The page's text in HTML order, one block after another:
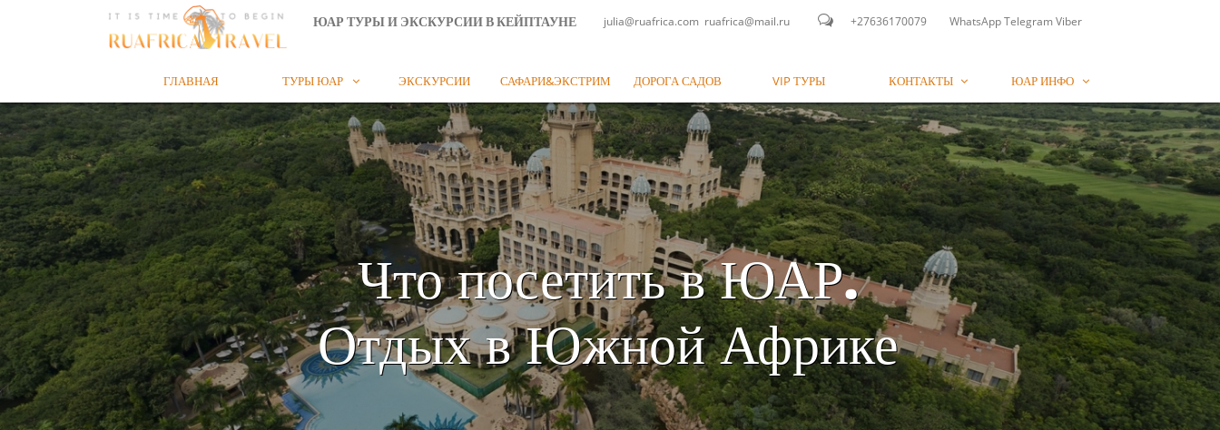
ЮАР ТУРЫ И ЭКСКУРСИИ В КЕЙПТАУНЕ julia@ruafrica.com ruafrica@mail.ru WhatsApp Telegram Viber
ГЛАВНАЯ ТУРЫ ЮАР  ЭКСКУРСИИ САФАРИ&ЭКСТРИМ ДОРОГА САДОВ VIP ТУРЫ КОНТАКТЫ  ЮАР ИНФО 
+27636170079

Что посетить в ЮАР.
Отдых в Южной Африке